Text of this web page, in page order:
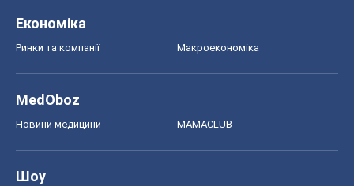
Економіка
Ринки та компанії Макроекономіка
MedOboz
Новини медицини MAMACLUB
Шоу